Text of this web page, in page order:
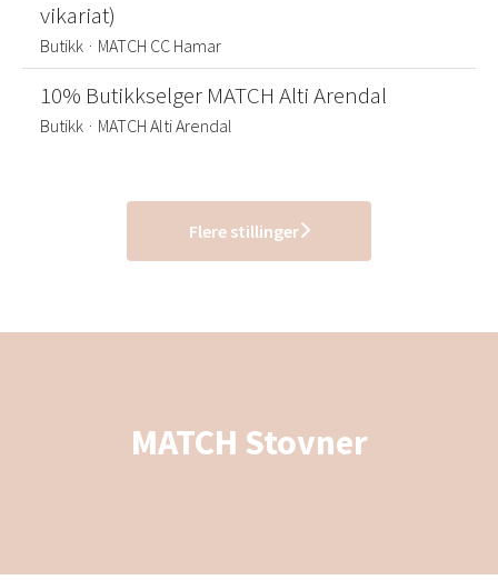
vikariat)
Butikk · MATCH CC Hamar
10% Butikkselger MATCH Alti Arendal
Butikk · MATCH Alti Arendal
Flere stillinger
MATCH Stovner